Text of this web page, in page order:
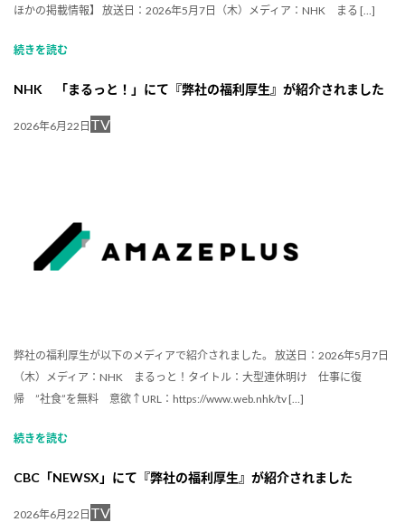
ほかの掲載情報】 放送日：2026年5月7日（木）メディア：NHK まる […]
続きを読む
NHK 「まるっと！」にて『弊社の福利厚生』が紹介されました
2026年6月22日 TV
弊社の福利厚生が以下のメディアで紹介されました。 放送日：2026年5月7日
（木）メディア：NHK まるっと！タイトル：大型連休明け 仕事に復
帰 ”社食”を無料 意欲↑URL：https://www.web.nhk/tv […]
続きを読む
CBC「NEWSX」にて『弊社の福利厚生』が紹介されました
2026年6月22日 TV